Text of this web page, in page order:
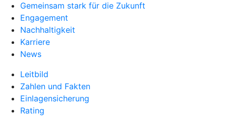
Gemeinsam stark für die Zukunft
Engagement
Nachhaltigkeit
Karriere
News
Leitbild
Zahlen und Fakten
Einlagensicherung
Rating